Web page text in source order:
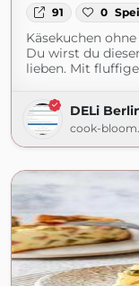
91 0
Käsekuchen
Du wirst du
lieben. Mit
DELi
cook-